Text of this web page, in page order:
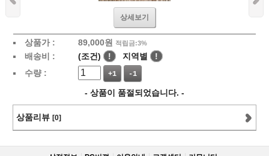
상세보기
상품가 : 89,000원 적립금:3%
배송비 : (조건) ! 지역별
!
수량 :
+1 -1
- 상품이 품절되었습니다. -
상품리뷰 [0]